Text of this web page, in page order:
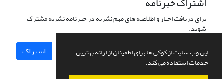
این وب سایت از کوکی ها برای اطمینان از ارائه بهترین
خدمات استفاده می کند.
برای دریافت اخبار و اطلاعیه های مهم نشریه در خبرنامه نشریه مشترک
شوید.
اشتراک